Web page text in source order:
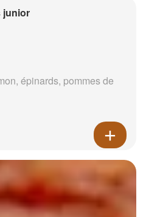
junior
épinards, pommes de